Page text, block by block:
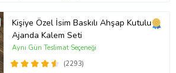
Kişiye Özel İsim Baskılı Ahşap Kutulu
Ajanda Kalem Seti
(2293)
Aynı Gün Teslimat Seçeneği